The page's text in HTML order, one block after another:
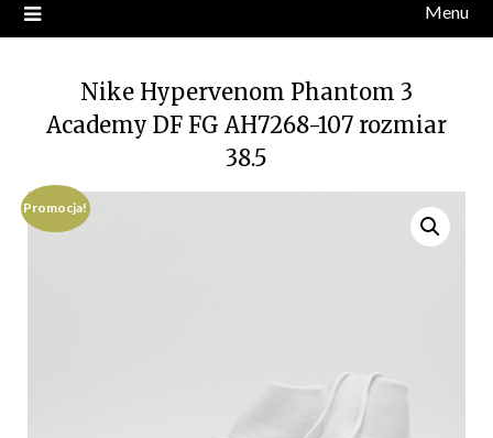
Menu
Nike Hypervenom Phantom 3
Academy DF FG AH7268-107 rozmiar
38.5
Promocja!